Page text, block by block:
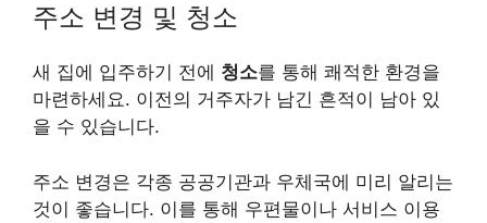
주소 변경 및 청소
새 집에 입주하기 전에 청소를 통해 쾌적한 환경을
마련하세요. 이전의 거주자가 남긴 흔적이 남아 있
을 수 있습니다.
주소 변경은 각종 공공기관과 우체국에 미리 알리는
것이 좋습니다. 이를 통해 우편물이나 서비스 이용